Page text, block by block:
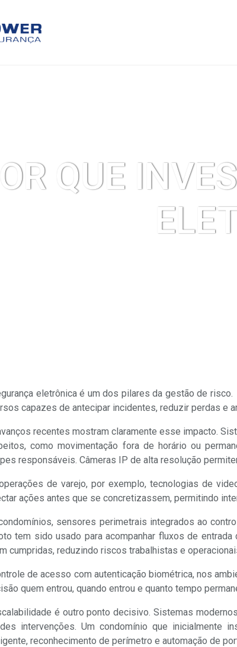
QUE
eletrônica é um dos pilares da gestão de
capazes de antecipar incidentes, reduzir perdas e
recentes mostram claramente esse impacto.
como movimentação fora de horário ou
responsáveis. Câmeras IP de alta resolução
de varejo, por exemplo, tecnologias de
ações antes que se concretizassem, permitindo
sensores perimetrais integrados ao
tem sido usado para acompanhar fluxos de
cumpridas, reduzindo riscos trabalhistas e
de acesso com autenticação biométrica, nos
quem entrou, quando entrou e quanto tempo
é outro ponto decisivo. Sistemas
intervenções. Um condomínio que inicialmente
reconhecimento de perímetro e automação de